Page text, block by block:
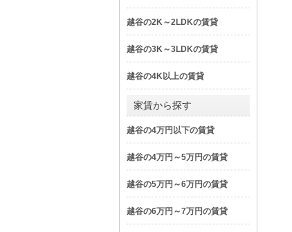
越谷の2K～2LDKの賃貸
越谷の3K～3LDKの賃貸
越谷の4K以上の賃貸
家賃から探す
越谷の4万円以下の賃貸
越谷の4万円～5万円の賃貸
越谷の5万円～6万円の賃貸
越谷の6万円～7万円の賃貸